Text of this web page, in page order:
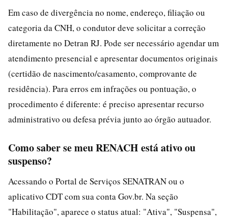
Em caso de divergência no nome, endereço, filiação ou
categoria da CNH, o condutor deve solicitar a correção
diretamente no Detran RJ. Pode ser necessário agendar um
atendimento presencial e apresentar documentos originais
(certidão de nascimento/casamento, comprovante de
residência). Para erros em infrações ou pontuação, o
procedimento é diferente: é preciso apresentar recurso
administrativo ou defesa prévia junto ao órgão autuador.
Como saber se meu RENACH está ativo ou
suspenso?
Acessando o Portal de Serviços SENATRAN ou o
aplicativo CDT com sua conta Gov.br. Na seção
"Habilitação", aparece o status atual: "Ativa", "Suspensa",